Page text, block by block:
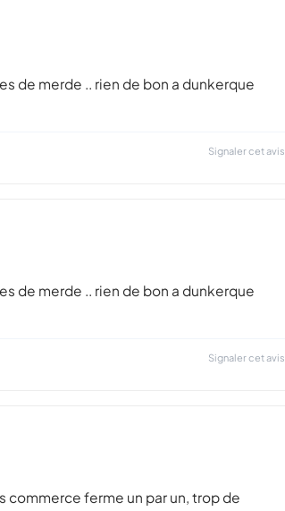
de merde .. rien de bon a dunkerque
Signaler cet avis
de merde .. rien de bon a dunkerque
Signaler cet avis
commerce ferme un par un, trop de